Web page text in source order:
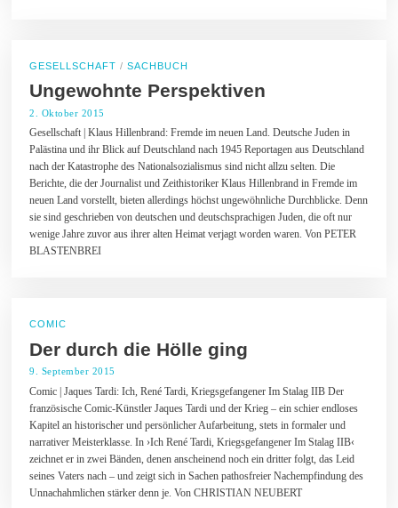
GESELLSCHAFT / SACHBUCH
Ungewohnte Perspektiven
2. Oktober 2015
O
k
t
o
e
r
2
Gesellschaft | Klaus Hillenbrand: Fremde im neuen Land. Deutsche Juden in
Palästina und ihr Blick auf Deutschland nach 1945 Reportagen aus Deutschland
nach der Katastrophe des Nationalsozialismus sind nicht allzu selten. Die
Berichte, die der Journalist und Zeithistoriker Klaus Hillenbrand in Fremde im
neuen Land vorstellt, bieten allerdings höchst ungewöhnliche Durchblicke. Denn
sie sind geschrieben von deutschen und deutschsprachigen Juden, die oft nur
wenige Jahre zuvor aus ihrer alten Heimat verjagt worden waren. Von PETER
BLASTENBREI
COMIC
Der durch die Hölle ging
9. September 2015
.
S
e
p
t
m
b
e
Comic | Jaques Tardi: Ich, René Tardi, Kriegsgefangener Im Stalag IIB Der
französische Comic-Künstler Jaques Tardi und der Krieg – ein schier endloses
Kapitel an historischer und persönlicher Aufarbeitung, stets in formaler und
narrativer Meisterklasse. In ›Ich René Tardi, Kriegsgefangener Im Stalag IIB‹
zeichnet er in zwei Bänden, denen anscheinend noch ein dritter folgt, das Leid
seines Vaters nach – und zeigt sich in Sachen pathosfreier Nachempfindung des
Unnachahmlichen stärker denn je. Von CHRISTIAN NEUBERT